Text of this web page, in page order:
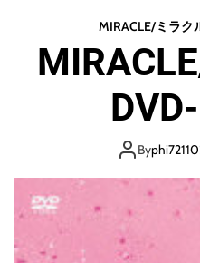
MIRACLE/ミラク
Byphi72110